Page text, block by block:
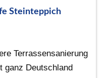
Steinteppich
Terrassensanierung
ganz Deutschland